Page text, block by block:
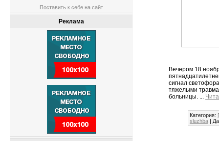
Поставить к себе на сайт
Реклама
Вечером 18
сигнал
тяжелыми
больницы. ...
Категория:
sluzhba |